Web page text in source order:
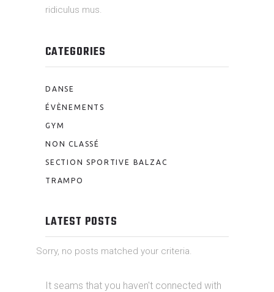
ridiculus mus.
CATEGORIES
DANSE
ÉVÈNEMENTS
GYM
NON CLASSÉ
SECTION SPORTIVE BALZAC
TRAMPO
LATEST POSTS
Sorry, no posts matched your criteria.
It seams that you haven't connected with